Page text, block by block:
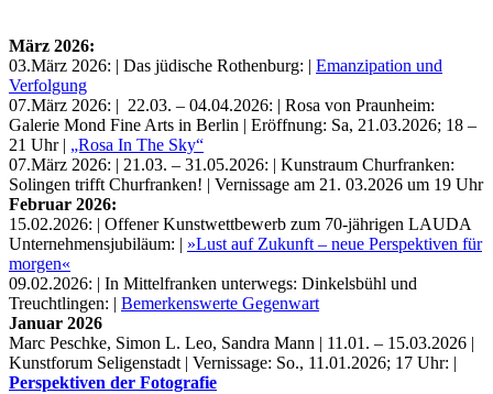
März 2026:
03.März 2026: | Das jüdische Rothenburg: | Emanzipation und
Verfolgung
07.März 2026: | 22.03. – 04.04.2026: | Rosa von Praunheim:
Galerie Mond Fine Arts in Berlin | Eröffnung: Sa, 21.03.2026; 18 –
21 Uhr | „Rosa In The Sky“
07.März 2026: | 21.03. – 31.05.2026: | Kunstraum Churfranken:
Solingen trifft Churfranken! | Vernissage am 21. 03.2026 um 19 Uhr
Februar 2026:
15.02.2026: | Offener Kunstwettbewerb zum 70-jährigen LAUDA
Unternehmensjubiläum: | »Lust auf Zukunft – neue Perspektiven für
morgen«
09.02.2026: | In Mittelfranken unterwegs: Dinkelsbühl und
Treuchtlingen: | Bemerkenswerte Gegenwart
Januar 2026
Marc Peschke, Simon L. Leo, Sandra Mann | 11.01. – 15.03.2026 |
Kunstforum Seligenstadt | Vernissage: So., 11.01.2026; 17 Uhr: |
Perspektiven der Fotografie